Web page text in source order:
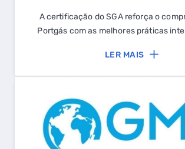
A certificação do SGA reforça o
Portgás com as melhores práticas
LER MAIS